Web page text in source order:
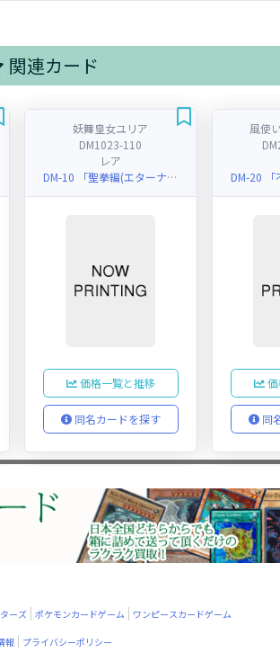
関連カード
妖舞皇女ユリア
DM1023-110
レア
DM-10 「聖拳編(エターナル・アームズ) 第1弾」
価格一覧と推移
同名カードを探す
風使
同
ーズ ポケモンカードゲーム ワンピースカードゲーム
報 プライバシーポリシー